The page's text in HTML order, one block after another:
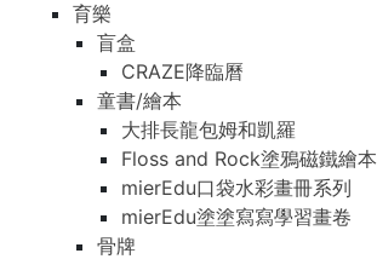
育樂
盲盒
CRAZE降臨曆
童書/繪本
大排長龍包姆和凱羅
Floss and Rock塗鴉磁鐵繪本
mierEdu口袋水彩畫冊系列
mierEdu塗塗寫寫學習畫卷
骨牌